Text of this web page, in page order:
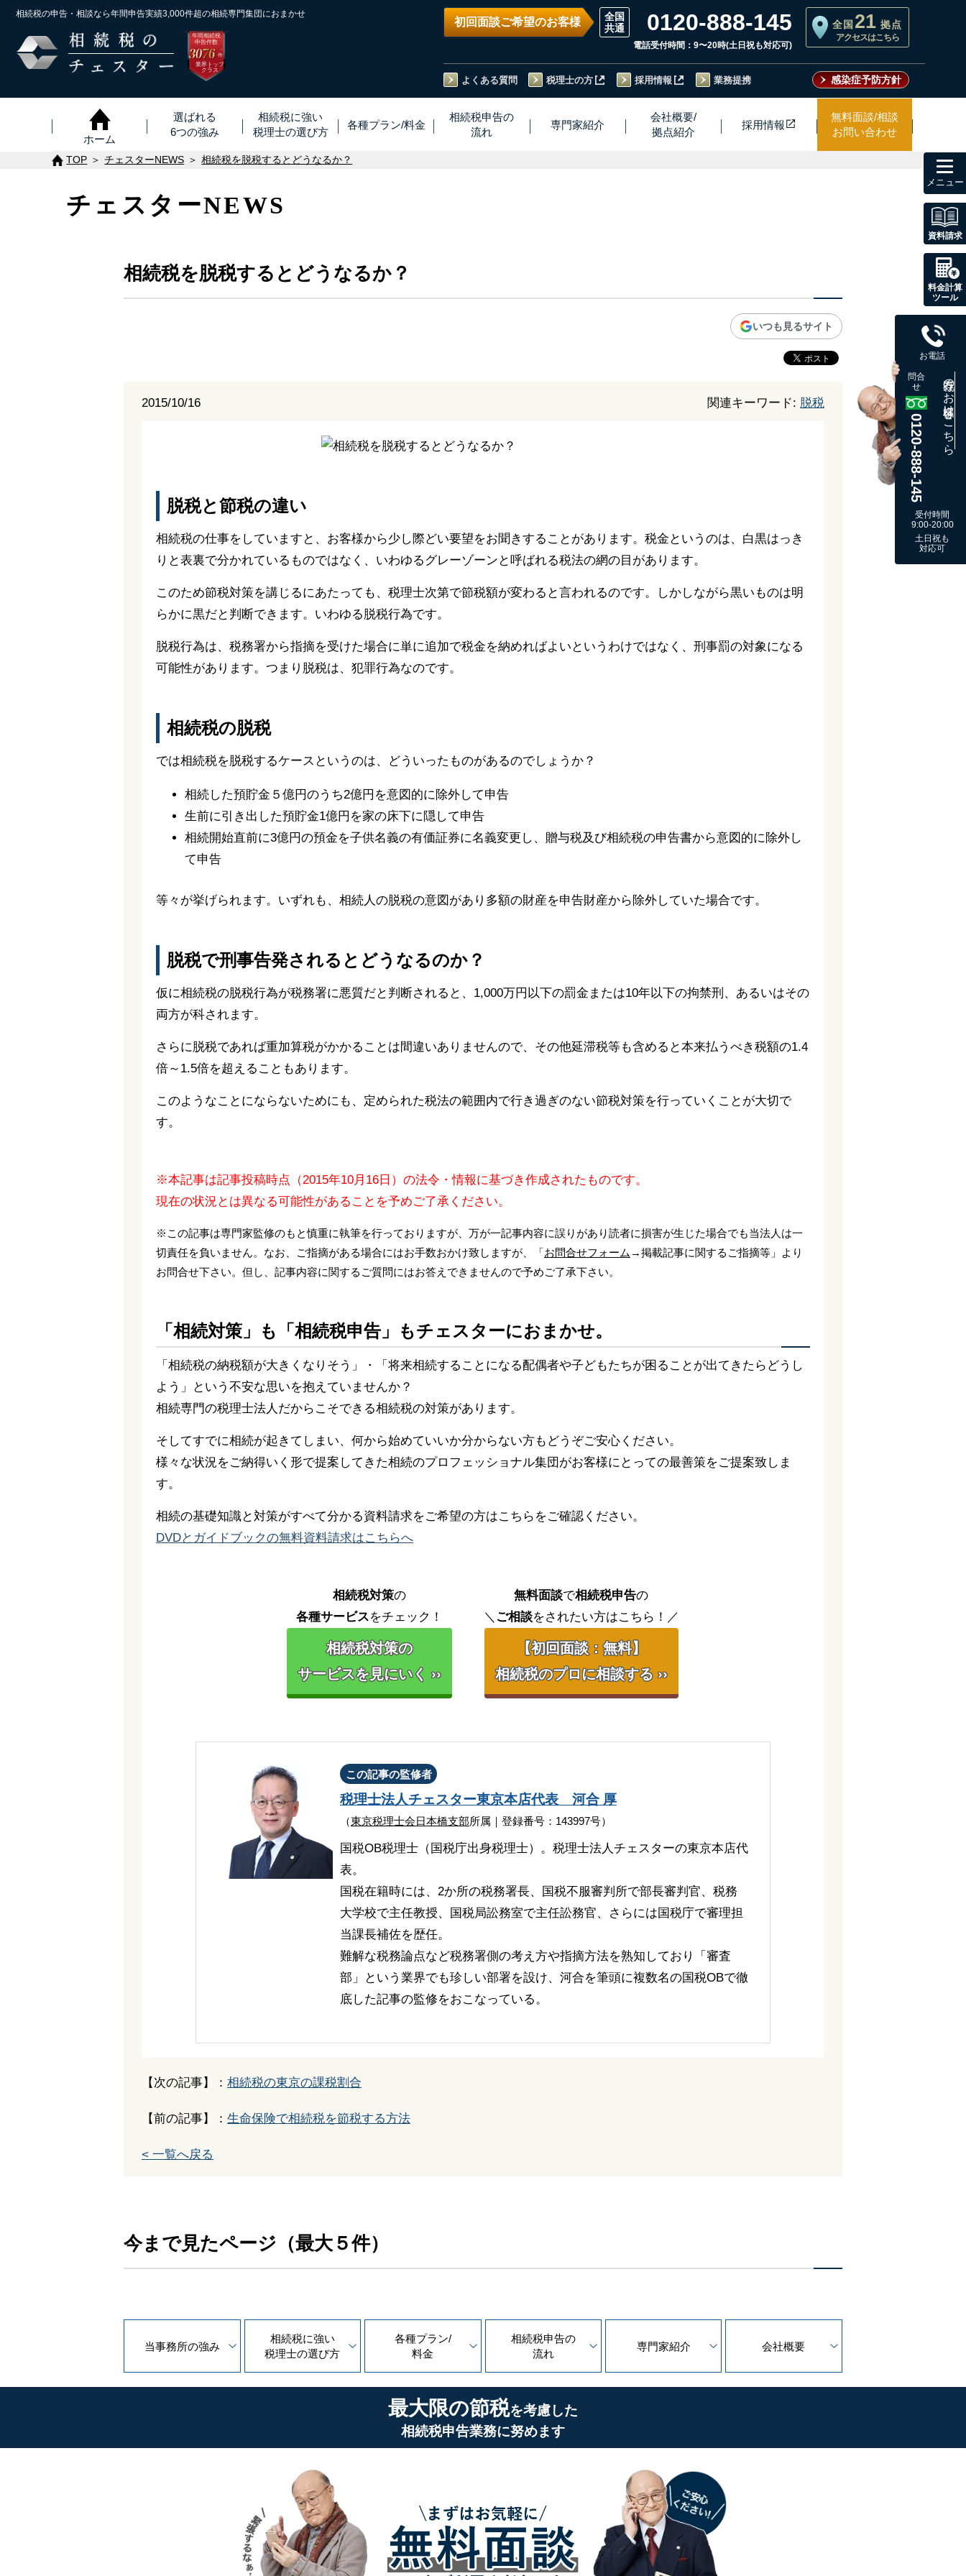
相続税の申告・相談なら年間申告実績3,000件超の相続専門集団におまかせ
年間相続税
申告件数
3076 ※
件
業界トップ
クラス
初回面談ご希望のお客様 0120-888-145
電話受付時間：9〜20時(土日祝も対応可)
全国 21 拠点
アクセスはこちら
よくある質問 税理士の方 採用情報 業務提携 感染症予防方針
ホーム
選ばれる
6つの強み
相続税に強い
税理士の選び方
各種プラン/料金
相続税申告の
流れ
専門家紹介
会社概要/
拠点紹介
採用情報
無料面談/相談
お問い合わせ
TOP チェスターNEWS 相続税を脱税するとどうなるか？
チェスターNEWS
相続税を脱税するとどうなるか？
いつも見るサイト
2015/10/16 関連キーワード: 脱税
脱税と節税の違い
相続税の仕事をしていますと、お客様から少し際どい要望をお聞きすることがあります。税金というのは、白黒はっき
りと表裏で分かれているものではなく、いわゆるグレーゾーンと呼ばれる税法の網の目があります。
このため節税対策を講じるにあたっても、税理士次第で節税額が変わると言われるのです。しかしながら黒いものは明
らかに黒だと判断できます。いわゆる脱税行為です。
脱税行為は、税務署から指摘を受けた場合に単に追加で税金を納めればよいというわけではなく、刑事罰の対象になる
可能性があります。つまり脱税は、犯罪行為なのです。
相続税の脱税
では相続税を脱税するケースというのは、どういったものがあるのでしょうか？
相続した預貯金５億円のうち2億円を意図的に除外して申告
生前に引き出した預貯金1億円を家の床下に隠して申告
相続開始直前に3億円の預金を子供名義の有価証券に名義変更し、贈与税及び相続税の申告書から意図的に除外し
て申告
等々が挙げられます。いずれも、相続人の脱税の意図があり多額の財産を申告財産から除外していた場合です。
脱税で刑事告発されるとどうなるのか？
仮に相続税の脱税行為が税務署に悪質だと判断されると、1,000万円以下の罰金または10年以下の拘禁刑、あるいはその
両方が科されます。
さらに脱税であれば重加算税がかかることは間違いありませんので、その他延滞税等も含めると本来払うべき税額の1.4
倍～1.5倍を超えることもあります。
このようなことにならないためにも、定められた税法の範囲内で行き過ぎのない節税対策を行っていくことが大切で
す。
※本記事は記事投稿時点（2015年10月16日）の法令・情報に基づき作成されたものです。
現在の状況とは異なる可能性があることを予めご了承ください。
※この記事は専門家監修のもと慎重に執筆を行っておりますが、万が一記事内容に誤りがあり読者に損害が生じた場合でも当法人は一
切責任を負いません。なお、ご指摘がある場合にはお手数おかけ致しますが、「お問合せフォーム →掲載記事に関するご指摘等」より
お問合せ下さい。但し、記事内容に関するご質問にはお答えできませんので予めご了承下さい。
「相続対策」も「相続税申告」もチェスターにおまかせ。
「相続税の納税額が大きくなりそう」・「将来相続することになる配偶者や子どもたちが困ることが出てきたらどうし
よう」という不安な思いを抱えていませんか？
相続専門の税理士法人だからこそできる相続税の対策があります。
そしてすでに相続が起きてしまい、何から始めていいか分からない方もどうぞご安心ください。
様々な状況をご納得いく形で提案してきた相続のプロフェッショナル集団がお客様にとっての最善策をご提案致しま
す。
相続の基礎知識と対策がすべて分かる資料請求をご希望の方はこちらをご確認ください。
DVDとガイドブックの無料資料請求はこちらへ
相続税対策の
各種サービスをチェック！
相続税対策の
サービスを見にいく ››
無料面談で相続税申告の
＼ ご相談をされたい方はこちら！／
【初回面談：無料】
相続税のプロに相談する ››
この記事の監修者
税理士法人チェスター東京本店代表 河合 厚
（東京税理士会日本橋支部所属｜登録番号：143997号）
国税OB税理士（国税庁出身税理士）。税理士法人チェスターの東京本店代
表。
国税在籍時には、2か所の税務署長、国税不服審判所で部長審判官、税務
大学校で主任教授、国税局訟務室で主任訟務官、さらには国税庁で審理担
当課長補佐を歴任。
難解な税務論点など税務署側の考え方や指摘方法を熟知しており「審査
部」という業界でも珍しい部署を設け、河合を筆頭に複数名の国税OBで徹
底した記事の監修をおこなっている。
【次の記事】： 相続税の東京の課税割合
【前の記事】： 生命保険で相続税を節税する方法
< 一覧へ戻る
今まで見たページ（最大５件）
当事務所の強み
相続税に強い
税理士の選び方
各種プラン/
料金
相続税申告の
流れ
専門家紹介 会社概要
最大限の節税を考慮した
相続税申告業務に努めます
資料請求
料金計算
ツール
お電話
問合
せ
0120-888-145
既存のお客様はこちら
受付時間
9:00-20:00
土日祝も
対応可